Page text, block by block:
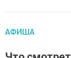
АФИША